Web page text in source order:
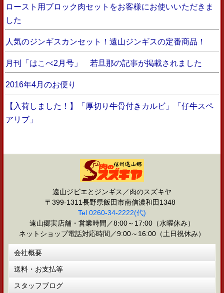
ロースト用ブロック肉セットをお客様にお使いいただきま
した
人気のジンギスカンセット！遠山ジンギスの定番商品！
月刊「はこべ2月号」 若旦那の記事が掲載されました
2016年4月のお便り
【入荷しました！】「厚切り牛骨付きカルビ」「仔牛スペ
アリブ」
遠山ジビエとジンギス／肉のスズキヤ
〒399-1311長野県飯田市南信濃和田1348
Tel 0260-34-2222(代)
遠山郷実店舗・営業時間／8:00～17:00（水曜休み）
ネットショップ電話対応時間／9:00～16:00（土日祝休み）
会社概要
送料・お支払等
スタッフブログ